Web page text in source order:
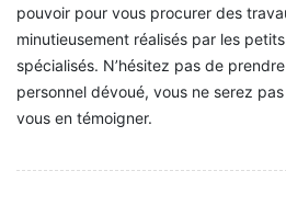
pouvoir pour vous procurer des
minutieusement réalisés par les
spécialisés. N’hésitez pas de
personnel dévoué, vous ne serez
vous en témoigner.